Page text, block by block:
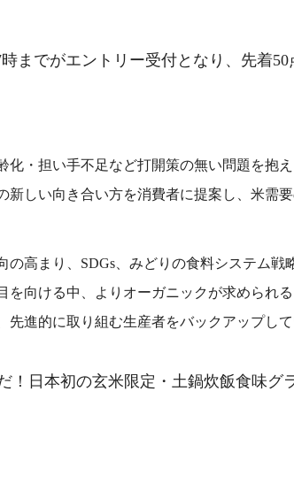
までがエントリー受付となり、先着
化・担い手不足など打開策の無い問題を抱え
新しい向き合い方を消費者に提案し、米需
の高まり、SDGs、みどりの食料システム戦
を向ける中、よりオーガニックが求められ
先進的に取り組む生産者をバックアップし
！日本初の玄米限定・土鍋炊飯食味グ